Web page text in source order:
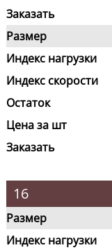
Заказать
Размер
Индекс нагрузки
Индекс скорости
Остаток
Цена за шт
Заказать
16
Размер
Индекс нагрузки